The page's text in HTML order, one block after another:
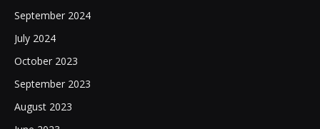
September 2024
July 2024
October 2023
September 2023
August 2023